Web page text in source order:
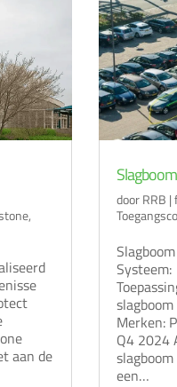
,
aan de
doorRRB |
Merken:
Q4 2024
een…